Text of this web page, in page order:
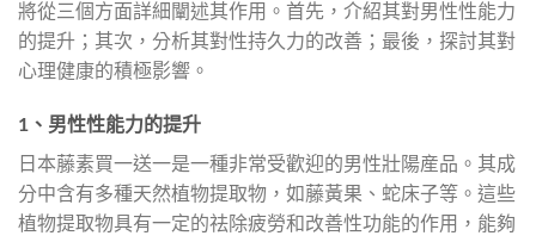
將從三個方面詳細闡述其作用。首先，介紹其對男性性能力
的提升；其次，分析其對性持久力的改善；最後，探討其對
心理健康的積極影響。
1、男性性能力的提升
日本藤素買一送一是一種非常受歡迎的男性壯陽産品。其成
分中含有多種天然植物提取物，如藤黃果、蛇床子等。這些
植物提取物具有一定的祛除疲勞和改善性功能的作用，能夠